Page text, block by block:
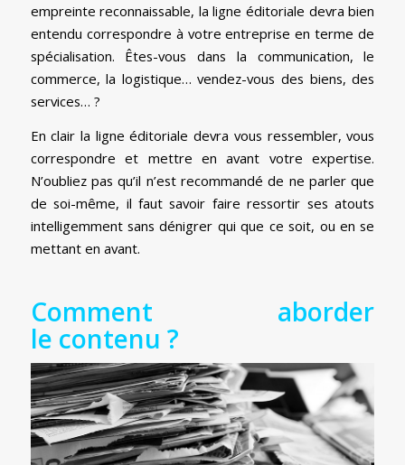
empreinte reconnaissable, la ligne éditoriale devra bien
entendu correspondre à votre entreprise en terme de
spécialisation. Êtes-vous dans la communication, le
commerce, la logistique… vendez-vous des biens, des
services… ?
En clair la ligne éditoriale devra vous ressembler, vous
correspondre et mettre en avant votre expertise.
N’oubliez pas qu’il n’est recommandé de ne parler que
de soi-même, il faut savoir faire ressortir ses atouts
intelligemment sans dénigrer qui que ce soit, ou en se
mettant en avant.
Comment aborder
le contenu ?